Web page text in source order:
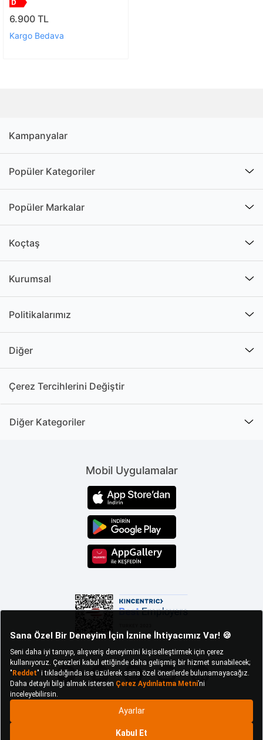
6.900 TL
Kargo Bedava
Kampanyalar
Popüler Kategoriler
Popüler Markalar
Koçtaş
Kurumsal
Politikalarımız
Diğer
Çerez Tercihlerini Değiştir
Diğer Kategoriler
Mobil Uygulamalar